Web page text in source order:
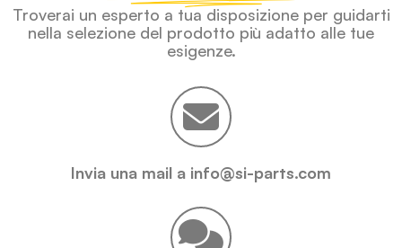
Troverai un esperto a tua disposizione per guidarti
nella selezione del prodotto più adatto alle tue
esigenze.
Invia una mail a info@si-parts.com